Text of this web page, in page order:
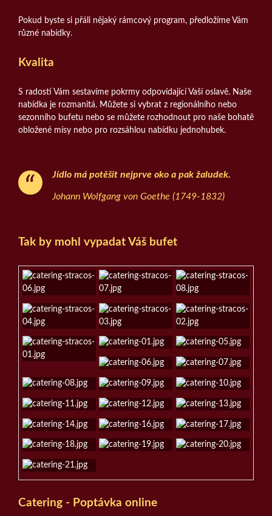
Pokud byste si přáli nějaký rámcový program, předložíme Vám
různé nabídky.
Kvalita
S radostí Vám sestavíme pokrmy odpovídající Vaší oslavě. Naše
nabídka je rozmanitá. Můžete si vybrat z regionálního nebo
sezonního bufetu nebo se můžete rozhodnout pro naše bohatě
obložené mísy nebo pro rozsáhlou nabídku jednohubek.
Jídlo má potěšit nejprve oko a pak žaludek.
Johann Wolfgang von Goethe (1749-1832)
Tak by mohl vypadat Váš bufet
Catering - Poptávka online